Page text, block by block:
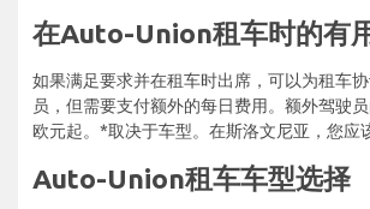
在Auto-Union租车时的有
如果满足要求并在租车时出席，可以为租车
员，但需要支付额外的每日费用。额外驾驶
欧元起。*取决于车型。在斯洛文尼亚，您应
Auto-Union租车车型选择